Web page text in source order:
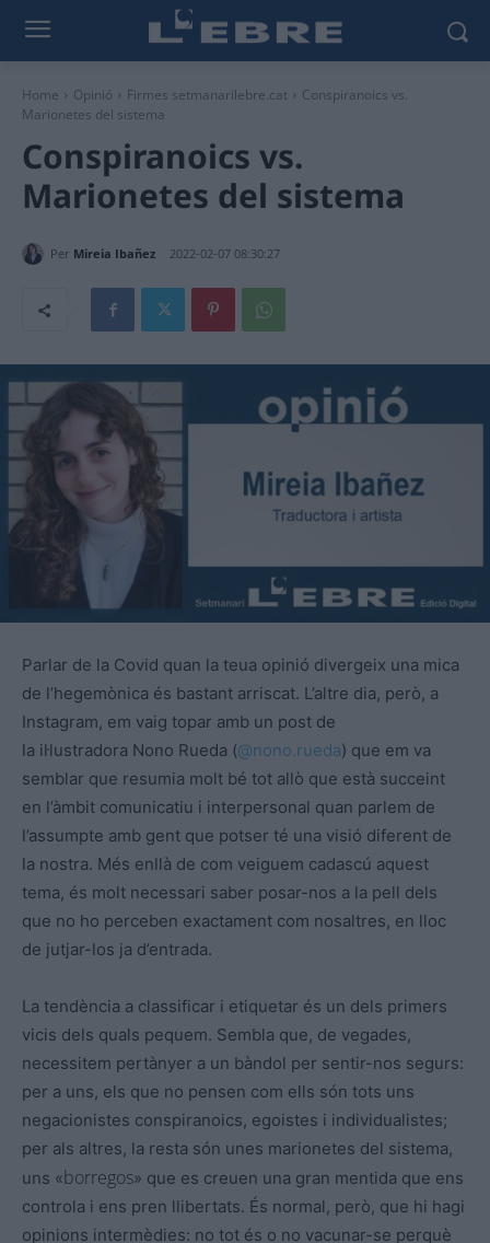
Home Opinió Firmes setmanarilebre.cat
Conspiranoics vs.
Marionetes del sistema
Conspiranoics vs.
Marionetes del sistema
Per Mireia Ibañez 2022-02-07 08:30:27
Parlar de la Covid quan la teua opinió divergeix una mica
de l’hegemònica és bastant arriscat. L’altre dia, però, a
Instagram, em vaig topar amb un post de
la il·lustradora Nono Rueda (@nono.rueda) que em va
semblar que resumia molt bé tot allò que està succeint
en l’àmbit comunicatiu i interpersonal quan parlem de
l’assumpte amb gent que potser té una visió diferent de
la nostra. Més enllà de com veiguem cadascú aquest
tema, és molt necessari saber posar-nos a la pell dels
que no ho perceben exactament com nosaltres, en lloc
de jutjar-los ja d’entrada.
La tendència a classificar i etiquetar és un dels primers
vicis dels quals pequem. Sembla que, de vegades,
necessitem pertànyer a un bàndol per sentir-nos segurs:
per a uns, els que no pensen com ells són tots uns
negacionistes conspiranoics, egoistes i individualistes;
per als altres, la resta són unes marionetes del sistema,
uns «borregos» que es creuen una gran mentida que ens
controla i ens pren llibertats. És normal, però, que hi hagi
opinions intermèdies: no tot és o no vacunar-se perquè